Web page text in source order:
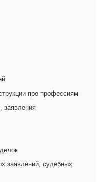
про профессиям
заявления
заявлений, судебных